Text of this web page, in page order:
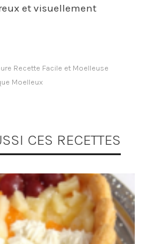
et visuellement
Recette Facile et Moelleuse
Moelleux
CES RECETTES